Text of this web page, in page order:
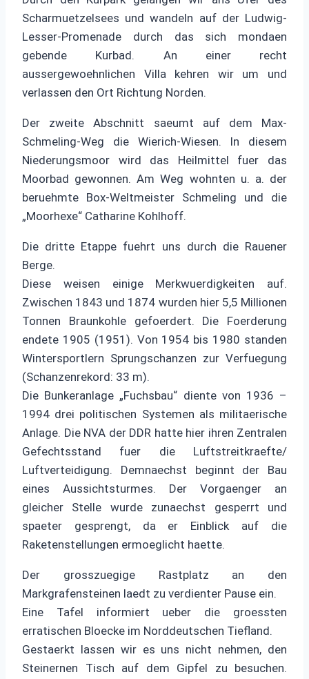
Scharmuetzelsees und wandeln auf der Ludwig-
Lesser-Promenade durch das sich mondaen
gebende Kurbad. An einer recht
aussergewoehnlichen Villa kehren wir um und
verlassen den Ort Richtung Norden.
Der zweite Abschnitt saeumt auf dem Max-
Schmeling-Weg die Wierich-Wiesen. In diesem
Niederungsmoor wird das Heilmittel fuer das
Moorbad gewonnen. Am Weg wohnten u. a. der
beruehmte Box-Weltmeister Schmeling und die
„Moorhexe“ Catharine Kohlhoff.
Die dritte Etappe fuehrt uns durch die Rauener
Berge.
Diese weisen einige Merkwuerdigkeiten auf.
Zwischen 1843 und 1874 wurden hier 5,5 Millionen
Tonnen Braunkohle gefoerdert. Die Foerderung
endete 1905 (1951). Von 1954 bis 1980 standen
Wintersportlern Sprungschanzen zur Verfuegung
(Schanzenrekord: 33 m).
Die Bunkeranlage „Fuchsbau“ diente von 1936 –
1994 drei politischen Systemen als militaerische
Anlage. Die NVA der DDR hatte hier ihren Zentralen
Gefechtsstand fuer die Luftstreitkraefte/
Luftverteidigung. Demnaechst beginnt der Bau
eines Aussichtsturmes. Der Vorgaenger an
gleicher Stelle wurde zunaechst gesperrt und
spaeter gesprengt, da er Einblick auf die
Raketenstellungen ermoeglicht haette.
Der grosszuegige Rastplatz an den
Markgrafensteinen laedt zu verdienter Pause ein.
Eine Tafel informiert ueber die groessten
erratischen Bloecke im Norddeutschen Tiefland.
Gestaerkt lassen wir es uns nicht nehmen, den
Steinernen Tisch auf dem Gipfel zu besuchen.